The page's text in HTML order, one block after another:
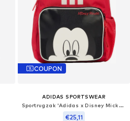
COUPON
ADIDAS SPORTSWEAR
Sportrugzak 'Adidas x Disney Micky Maus'
€25,11